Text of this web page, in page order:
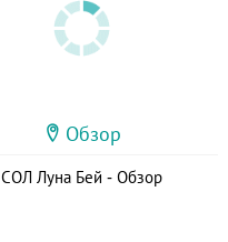
Обзор
СОЛ Луна Бей - Обзор